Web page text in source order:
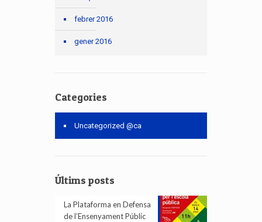
febrer 2016
gener 2016
Categories
Uncategorized @ca
Últims posts
La Plataforma en Defensa
de l’Ensenyament Públic